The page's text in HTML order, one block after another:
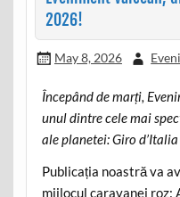
2026!
May 8, 2026
Începând de marți,
unul dintre cele mai
ale planetei: Giro
Publicația noastră va
mijlocul caravanei roz: